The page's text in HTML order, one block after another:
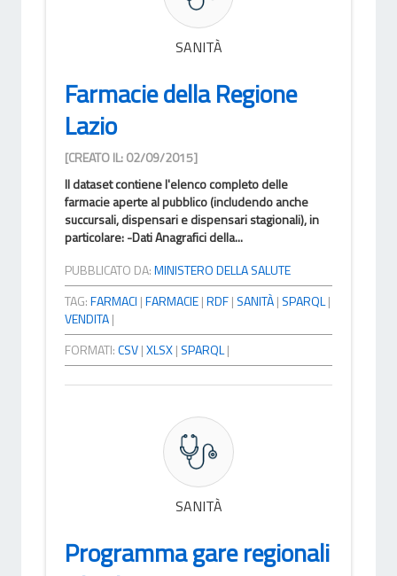
SANITÀ
Farmacie della Regione
Lazio
[CREATO IL: 02/09/2015]
Il dataset contiene l'elenco completo delle
farmacie aperte al pubblico (includendo anche
succursali, dispensari e dispensari stagionali), in
particolare: -Dati Anagrafici della...
PUBBLICATO DA:MINISTERO DELLA SALUTE
TAG:FARMACI |FARMACIE|RDF| SANITÀ| SPARQL|
VENDITA|
FORMATI:CSV|XLSX| SPARQL|
SANITÀ
Programma gare regionali